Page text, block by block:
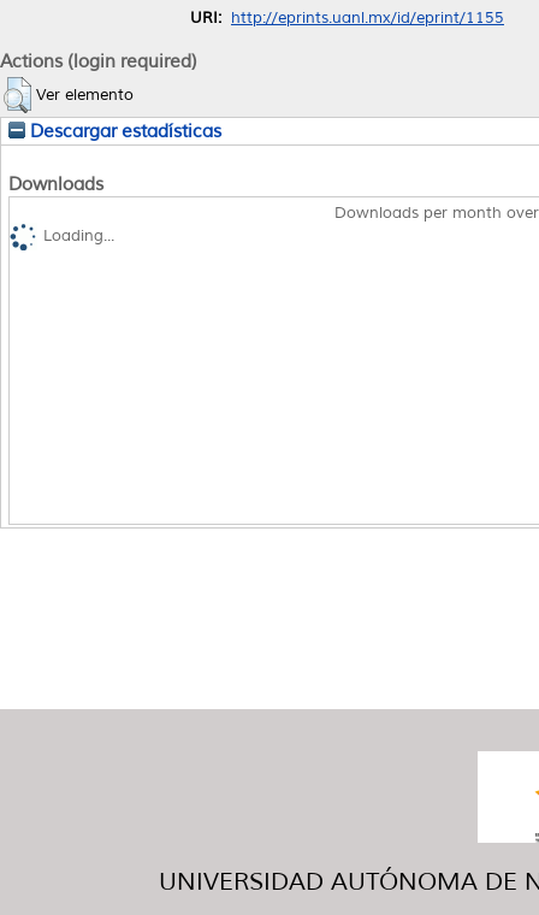
URI: http://eprints.uanl.mx/id/eprint/1155
Actions (login required)
Ver elemento
Descargar estadísticas
Downloads
Downloads per month
Loading...
UNIVERSIDAD AUTÓNOMA DE